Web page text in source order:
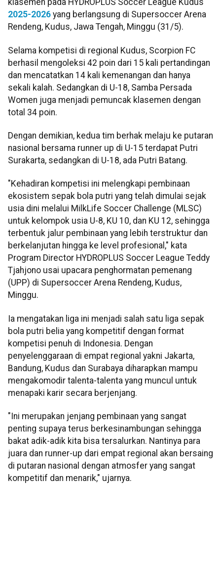
klasemen pada HYDROPLUS Soccer League Kudus
2025-2026 yang berlangsung di Supersoccer Arena
Rendeng, Kudus, Jawa Tengah, Minggu (31/5).
Selama kompetisi di regional Kudus, Scorpion FC
berhasil mengoleksi 42 poin dari 15 kali pertandingan
dan mencatatkan 14 kali kemenangan dan hanya
sekali kalah. Sedangkan di U-18, Samba Persada
Women juga menjadi pemuncak klasemen dengan
total 34 poin.
Dengan demikian, kedua tim berhak melaju ke putaran
nasional bersama runner up di U-15 terdapat Putri
Surakarta, sedangkan di U-18, ada Putri Batang.
"Kehadiran kompetisi ini melengkapi pembinaan
ekosistem sepak bola putri yang telah dimulai sejak
usia dini melalui MilkLife Soccer Challenge (MLSC)
untuk kelompok usia U-8, KU 10, dan KU 12, sehingga
terbentuk jalur pembinaan yang lebih terstruktur dan
berkelanjutan hingga ke level profesional," kata
Program Director HYDROPLUS Soccer League Teddy
Tjahjono usai upacara penghormatan pemenang
(UPP) di Supersoccer Arena Rendeng, Kudus,
Minggu.
Ia mengatakan liga ini menjadi salah satu liga sepak
bola putri belia yang kompetitif dengan format
kompetisi penuh di Indonesia. Dengan
penyelenggaraan di empat regional yakni Jakarta,
Bandung, Kudus dan Surabaya diharapkan mampu
mengakomodir talenta-talenta yang muncul untuk
menapaki karir secara berjenjang.
"Ini merupakan jenjang pembinaan yang sangat
penting supaya terus berkesinambungan sehingga
bakat adik-adik kita bisa tersalurkan. Nantinya para
juara dan runner-up dari empat regional akan bersaing
di putaran nasional dengan atmosfer yang sangat
kompetitif dan menarik," ujarnya.